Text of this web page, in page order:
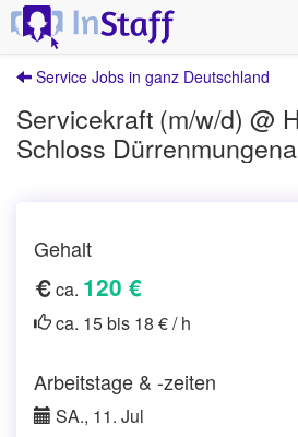
Service Jobs in ganz Deutschland
Servicekraft (m/w/d) @
Schloss
Gehalt
ca. 120 €
ca. 15 bis 18 € / h
Arbeitstage & -zeiten
SA., 11. Jul